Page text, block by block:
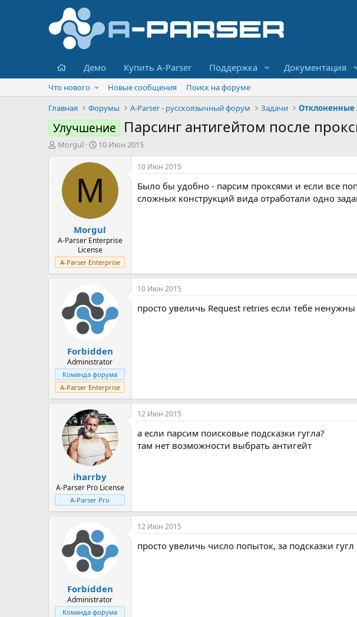
Главная
Демо Купить A-Parser Поддержка Документация
Что нового Новые сообщения
Поиск на форуме
Главная
Форумы A-Parser - русскоязычный форум Задачи Отклоненные
Улучшение Парсинг антигейтом после
А
Morgul
Д
т
н
а
л
а
10 Июн 2015
M
Morgul
A-Parser Enterprise
License
A-Parser Enterprise
10 Июн 2015
Было бы удобно - парсим проксями и если все
сложных конструкций вида отработали одно
Forbidden
Administrator
Команда форума
A-Parser Enterprise
10 Июн 2015
просто увеличь Request retries если тебе
iharrby
A-Parser Pro License
A-Parser Pro
12 Июн 2015
а если парсим поисковые подсказки гугла?
там нет возможности выбрать антигейт
Forbidden
Administrator
Команда форума
12 Июн 2015
просто увеличь число попыток, за подсказки